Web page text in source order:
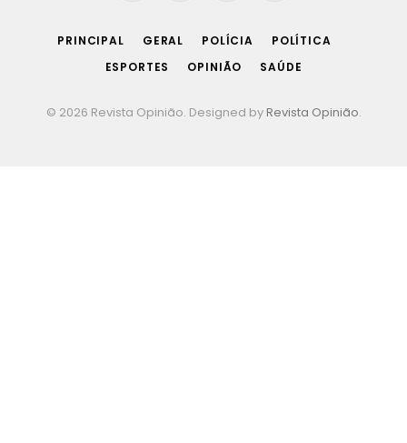
PRINCIPAL GERAL POLÍCIA
POLÍTICA
ESPORTES
OPINIÃO SAÚDE
© 2026 Revista Opinião. Designed by Revista Opinião.